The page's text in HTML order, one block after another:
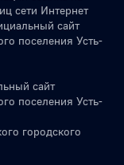
сети Интернет
сайт
поселения Усть-
сайт
поселения Усть-
городского